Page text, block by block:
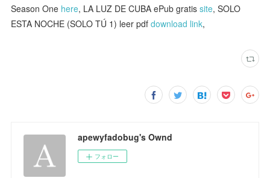
Season One here, LA LUZ DE CUBA ePub gratissite, SOLO
ESTA NOCHE (SOLO TÚ 1) leer pdfdownload link,
apewyfadobug's Ownd
フォロー